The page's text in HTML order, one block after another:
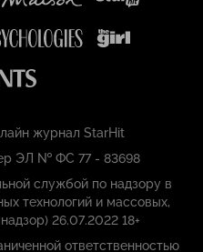
журнал StarHit
ЭЛ № ФС 77 - 83698
службой по надзору в
технологий и массовых,
26.07.2022 18+
ответственностью